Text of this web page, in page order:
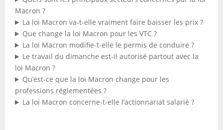
Macron ?
La loi Macron va-t-elle vraiment faire baisser les prix ?
Que change la loi Macron pour les VTC ?
La loi Macron modifie-t-elle le permis de conduire ?
Le travail du dimanche est-il autorisé partout avec la
loi Macron ?
Qu’est-ce que la loi Macron change pour les
professions réglementées ?
La loi Macron concerne-t-elle l’actionnariat salarié ?